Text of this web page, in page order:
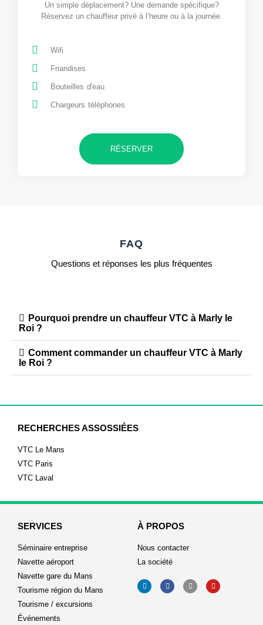
Un simple déplacement? Une demande spécifique?
Réservez un chauffeur privé à l’heure ou à la journée.
Wifi
Friandises
Bouteilles d'eau
Chargeurs téléphones
RÉSERVER
FAQ
Questions et réponses les plus fréquentes
Pourquoi prendre un chauffeur VTC à Marly le
Roi ?
Comment commander un chauffeur VTC à Marly
le Roi ?
RECHERCHES ASSOSSIÉES
VTC Le Mans
VTC Paris
VTC Laval
SERVICES
Séminaire entreprise
Navette aéroport
Navette gare du Mans
Tourisme région du Mans
Tourisme / excursions
Événements
À PROPOS
Nous contacter
La société